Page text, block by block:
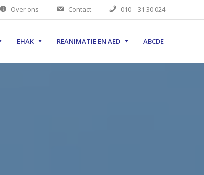
Over ons Contact 010 – 31 30 024
EHAK REANIMATIE EN AED ABCDE